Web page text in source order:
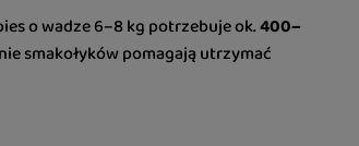
o wadze 6–8 kg potrzebuje ok.400–
smakołyków pomagają utrzymać